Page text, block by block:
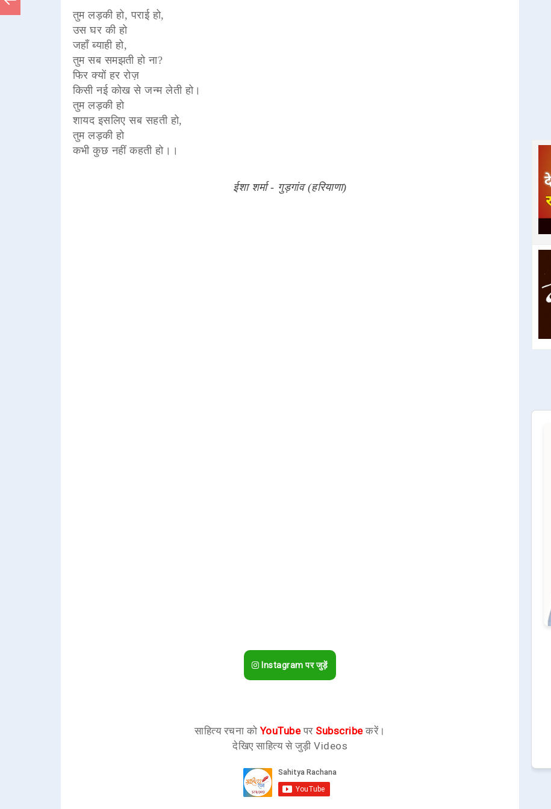
तुम लड़की हो, पराई हो,
उस घर की हो
जहाँ ब्याही हो,
तुम सब समझती हो ना?
फिर क्यों हर रोज़
किसी नई कोख से जन्म लेती हो।
तुम लड़की हो
शायद इसलिए सब सहती हो,
तुम लड़की हो
कभी कुछ नहीं कहती हो।।
ईशा शर्मा - गुड़गांव (हरियाणा)
Instagram पर जुड़ें
साहित्य रचना कोYouTubeपर Subscribeकरें।
देखिए साहित्य से जुड़ी Videos